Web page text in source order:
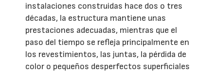
instalaciones construidas hace dos o tres
décadas, la estructura mantiene unas
prestaciones adecuadas, mientras que el
paso del tiempo se refleja principalmente en
los revestimientos, las juntas, la pérdida de
color o pequeños desperfectos superficiales